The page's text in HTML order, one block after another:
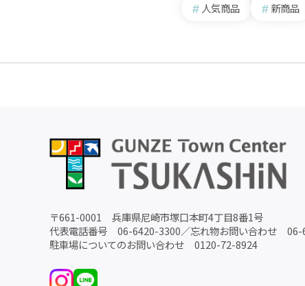
人気商品 新商品
〒661-0001
兵庫県尼崎市塚口本町4丁目8番1号
代表電話番号
06-6420-3300／忘れ物お問い合わせ
06-
駐車場についてのお問い合わせ
0120-72-8924